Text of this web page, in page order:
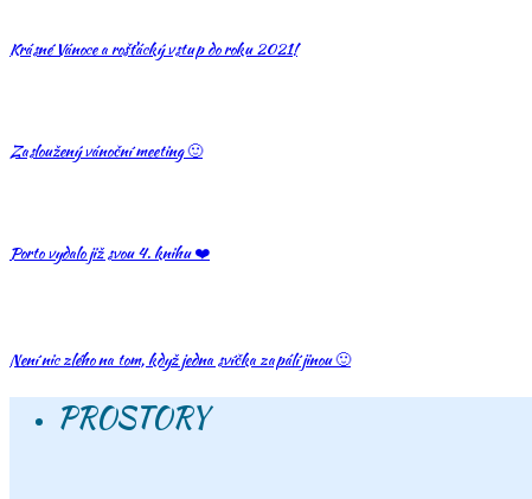
Krásné Vánoce a rošťácký vstup do roku 2021!
Zasloužený vánoční meeting 🙂
Porto vydalo již svou 4. knihu ❤️
Není nic zlého na tom, když jedna svíčka zapálí jinou 🙂
PROSTORY